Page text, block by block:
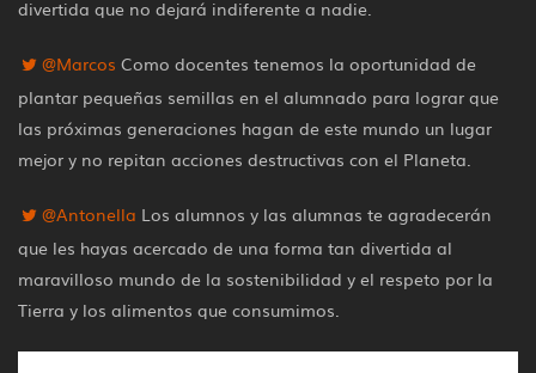
divertida que no dejará indiferente a nadie.
@Marcos Como docentes tenemos la oportunidad de
plantar pequeñas semillas en el alumnado para lograr que
las próximas generaciones hagan de este mundo un lugar
mejor y no repitan acciones destructivas con el Planeta.
@Antonella Los alumnos y las alumnas te agradecerán
que les hayas acercado de una forma tan divertida al
maravilloso mundo de la sostenibilidad y el respeto por la
Tierra y los alimentos que consumimos.